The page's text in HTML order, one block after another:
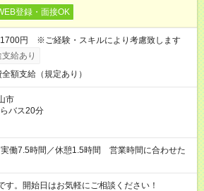
登録・面接OK
円 ※ご経験・スキルにより考慮致します
給あり
額支給（規定あり）
市
バス20分
す。開始日はお気軽にご相談ください！